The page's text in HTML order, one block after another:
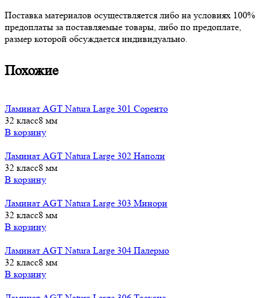
Поставка материалов осуществляется либо на условиях 100%
предоплаты за поставляемые товары, либо по предоплате,
размер которой обсуждается индивидуально.
Похожие
Ламинат AGT Natura Large 301 Соренто
32 класс8 мм
В корзину
Ламинат AGT Natura Large 302 Наполи
32 класс8 мм
В корзину
Ламинат AGT Natura Large 303 Минори
32 класс8 мм
В корзину
Ламинат AGT Natura Large 304 Палермо
32 класс8 мм
В корзину